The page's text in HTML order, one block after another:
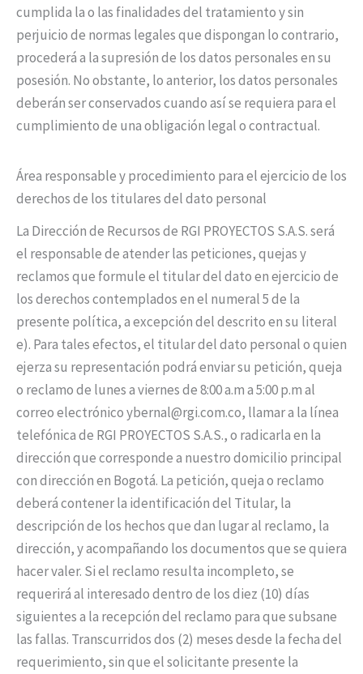
cumplida la o las finalidades del tratamiento y sin
perjuicio de normas legales que dispongan lo contrario,
procederá a la supresión de los datos personales en su
posesión. No obstante, lo anterior, los datos personales
deberán ser conservados cuando así se requiera para el
cumplimiento de una obligación legal o contractual.
Área responsable y procedimiento para el ejercicio de los
derechos de los titulares del dato personal
La Dirección de Recursos de RGI PROYECTOS S.A.S. será
el responsable de atender las peticiones, quejas y
reclamos que formule el titular del dato en ejercicio de
los derechos contemplados en el numeral 5 de la
presente política, a excepción del descrito en su literal
e). Para tales efectos, el titular del dato personal o quien
ejerza su representación podrá enviar su petición, queja
o reclamo de lunes a viernes de 8:00 a.m a 5:00 p.m al
correo electrónico ybernal@rgi.com.co, llamar a la línea
telefónica de RGI PROYECTOS S.A.S., o radicarla en la
dirección que corresponde a nuestro domicilio principal
con dirección en Bogotá. La petición, queja o reclamo
deberá contener la identificación del Titular, la
descripción de los hechos que dan lugar al reclamo, la
dirección, y acompañando los documentos que se quiera
hacer valer. Si el reclamo resulta incompleto, se
requerirá al interesado dentro de los diez (10) días
siguientes a la recepción del reclamo para que subsane
las fallas. Transcurridos dos (2) meses desde la fecha del
requerimiento, sin que el solicitante presente la